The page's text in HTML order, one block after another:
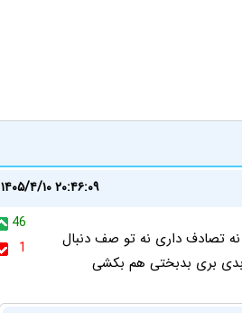
۱۴۰۵/۴/۱۰ ۲۰:۴۶:۰۹
46
1
کار میکنی نه تصادف داری نه تو صف دنبال